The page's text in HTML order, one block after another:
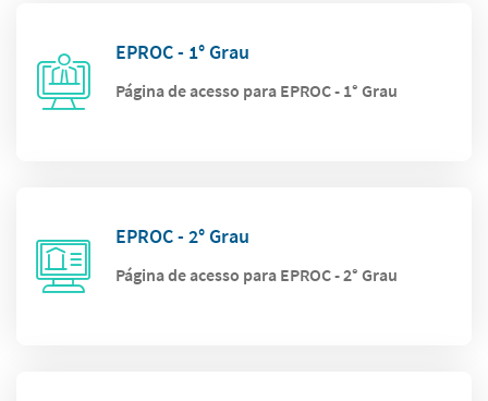
EPROC - 1° Grau
Página de acesso para EPROC - 1° Grau
EPROC - 2° Grau
Página de acesso para EPROC - 2° Grau